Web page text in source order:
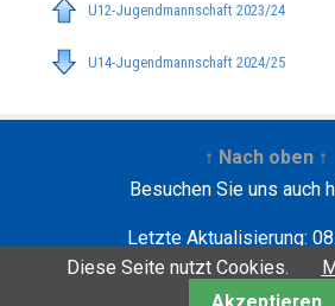
U12-Jugendmannschaft 2023/24
U14-Jugendmannschaft 2024/25
↑ Nach oben ↑
Besuchen Sie uns auch
Letzte Aktualisierung:
Entwickelt mit
| Copyright
Krebbers
Diese Seite nutzt Cookies.